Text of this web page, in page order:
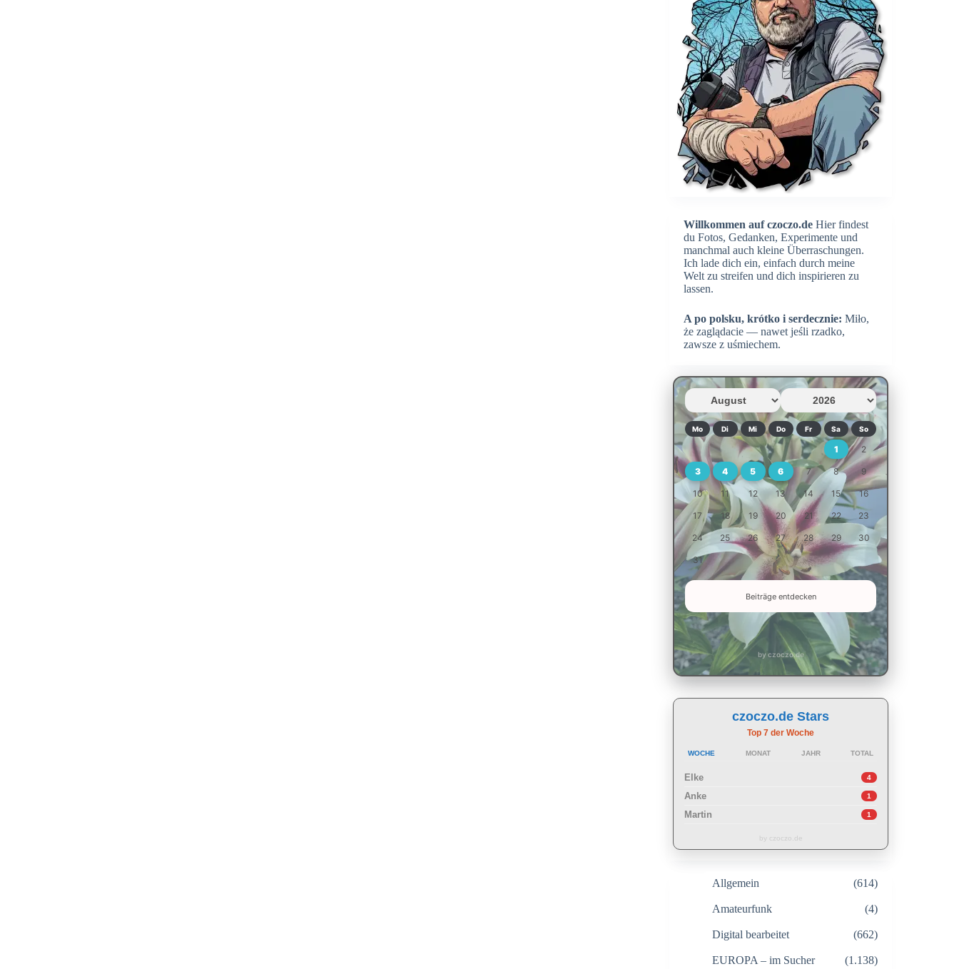
Willkommen auf czoczo.de Hier findest
du Fotos, Gedanken, Experimente und
manchmal auch kleine Überraschungen.
Ich lade dich ein, einfach durch meine
Welt zu streifen und dich inspirieren zu
lassen.
A po polsku, krótko i serdecznie: Miło,
że zaglądacie — nawet jeśli rzadko,
zawsze z uśmiechem.
Mo Di Mi Do Fr Sa So
1 2
3 4 5 6 7 8 9
10 11 12 13 14 15 16
17 18 19 20 21 22 23
24 25 26 27 28 29 30
31
Beiträge entdecken
by czoczo.de
czoczo.de Stars
Top 7 der Woche
WOCHE MONAT JAHR TOTAL
Elke 4
Anke 1
Martin 1
by czoczo.de
Allgemein (614)
Amateurfunk (4)
Digital bearbeitet (662)
EUROPA – im Sucher (1.138)